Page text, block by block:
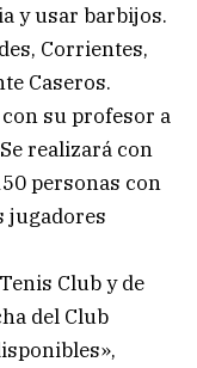
y usar barbijos.
Corrientes,
Caseros.
su profesor a
realizará con
personas con
jugadores
Club y de
del Club